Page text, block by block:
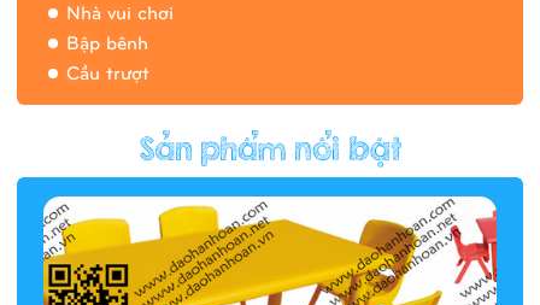
Nhà vui chơi
Bập bênh
Cầu trượt
Hàng rào/nhà banh 9H5412